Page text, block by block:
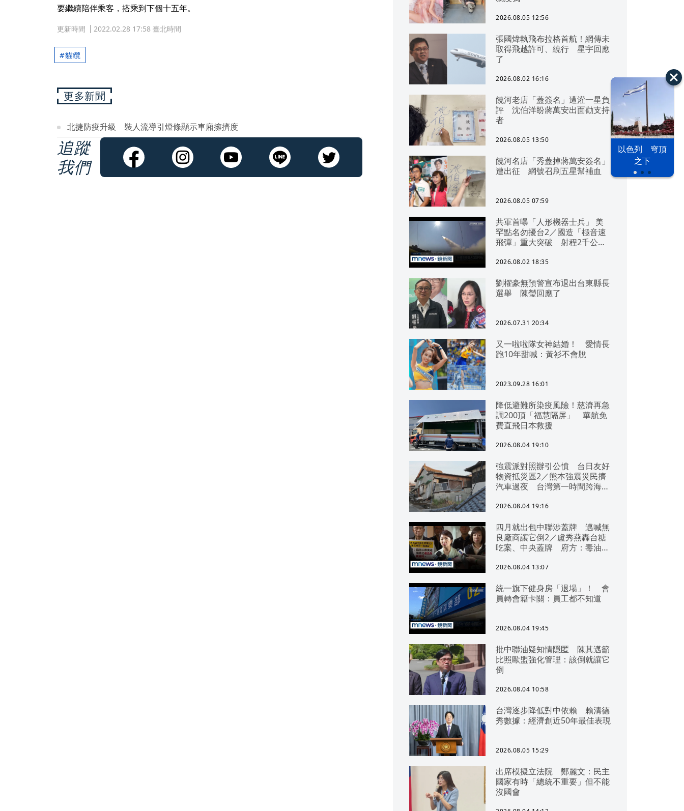
以色列 穹頂
之下
要繼續陪伴乘客，搭乘到下個十五年。
更新時間 2022.02.28 17:58 臺北時間
貓纜
更多新聞
北捷防疫升級 裝人流導引燈條顯示車廂擁擠度
追蹤
我們
2026.08.05 12:56
張國煒執飛布拉格首航！網傳未
取得飛越許可、繞行 星宇回應
了
2026.08.02 16:16
饒河老店「蓋簽名」遭灌一星負
評 沈伯洋盼蔣萬安出面勸支持
者
2026.08.05 13:50
饒河名店「秀蓋掉蔣萬安簽名」
遭出征 網號召刷五星幫補血
2026.08.05 07:59
共軍首曝「人形機器士兵」 美
罕點名勿擾台2／國造「極音速
飛彈」重大突破 射程2千公里
2026.08.02 18:35
劉櫂豪無預警宣布退出台東縣長
選舉 陳瑩回應了
2026.07.31 20:34
又一啦啦隊女神結婚！ 愛情長
跑10年甜喊：黃衫不會脫
2023.09.28 16:01
降低避難所染疫風險！慈濟再急
調200頂「福慧隔屏」 華航免
費直飛日本救援
2026.08.04 19:10
強震派對照辦引公憤 台日友好
物資抵災區2／熊本強震災民擠
汽車過夜 台灣第一時間跨海急
2026.08.04 19:16
四月就出包中聯涉蓋牌 邁喊無
良廠商讓它倒2／盧秀燕轟台糖
吃案、中央蓋牌 府方：毒油一
2026.08.04 13:07
統一旗下健身房「退場」！ 會
員轉會籍卡關：員工都不知道
2026.08.04 19:45
批中聯油疑知情隱匿 陳其邁籲
比照歐盟強化管理：該倒就讓它
倒
2026.08.04 10:58
台灣逐步降低對中依賴 賴清德
秀數據：經濟創近50年最佳表現
2026.08.05 15:29
出席模擬立法院 鄭麗文：民主
國家有時「總統不重要」但不能
沒國會